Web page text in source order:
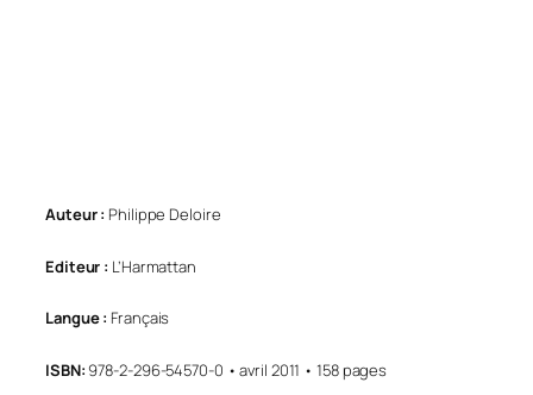
Auteur : Philippe Deloire
Editeur : L’Harmattan
Langue : Français
ISBN:978-2-296-54570-0 • avril 2011 • 158 pages